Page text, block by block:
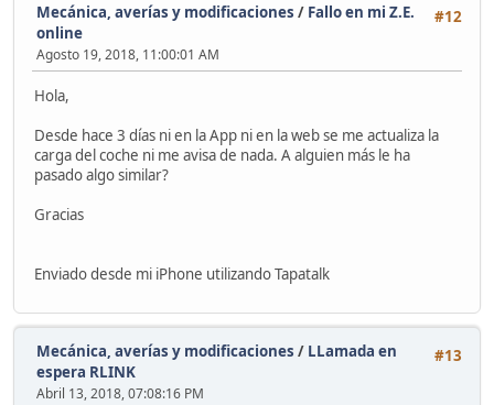
#12
Mecánica, averías y modificaciones / Fallo en mi Z.E.
online
Agosto 19, 2018, 11:00:01 AM
Hola,
Desde hace 3 días ni en la App ni en la web se me actualiza la
carga del coche ni me avisa de nada. A alguien más le ha
pasado algo similar?
Gracias
Enviado desde mi iPhone utilizando Tapatalk
#13
Mecánica, averías y modificaciones / LLamada en
espera RLINK
Abril 13, 2018, 07:08:16 PM